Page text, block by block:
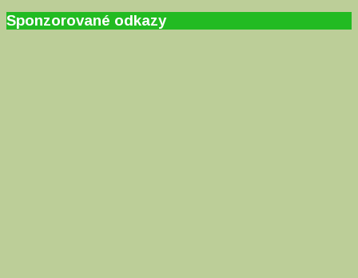
Sponzorované odkazy